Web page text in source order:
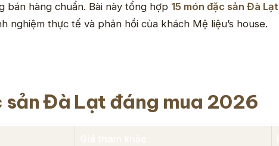
bán hàng chuẩn. Bài này tổng hợp 15 món đặc sản Đà Lạt
thực tế và phản hồi của khách Mệ liệu’s house.
sản Đà Lạt đáng mua 2026